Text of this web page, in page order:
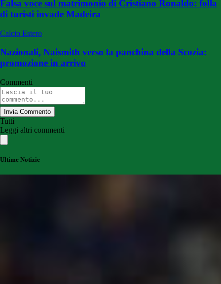
Falsa voce sul matrimonio di Cristiano Ronaldo: folla
di turisti invade Madeira
Calcio Estero
Nazionali, Naismith verso la panchina della Scozia:
promozione in arrivo
Commenti
Invia Commento
Tutti
Leggi altri commenti
Ultime Notizie